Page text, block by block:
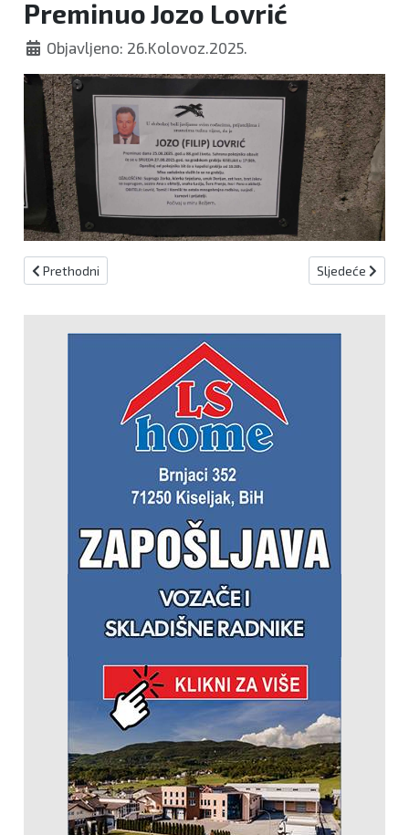
Preminuo Jozo Lovrić
Objavljeno: 26.Kolovoz.2025.
Prethodni članak: Preminula Ružica Jozefina Mišurić - Ramljak
Prethodni Sljedeći članak:
Sljedeće